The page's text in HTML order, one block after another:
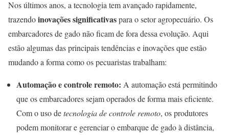
Nos últimos anos, a tecnologia tem avançado rapidamente,
trazendoinovações significativaspara o setor agropecuário. Os
embarcadores de gado não ficam de fora dessa evolução. Aqui
estão algumas das principais tendências e inovações que estão
mudando a forma como os pecuaristas trabalham:
Automação e controle remoto: A automação está permitindo
que os embarcadores sejam operados de forma mais eficiente.
Com o uso detecnologia de controle remoto, os produtores
podem monitorar e gerenciar o embarque de gado à distância,